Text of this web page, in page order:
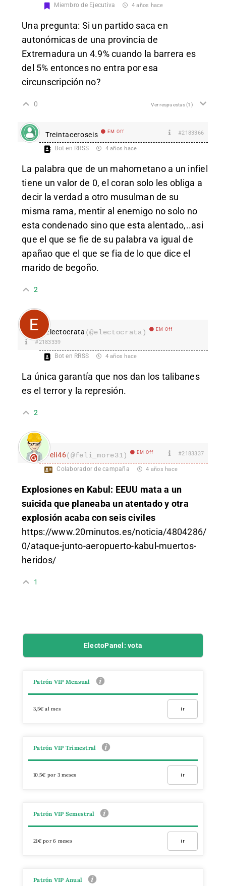
Miembro de Ejecutiva 4 años hace
Una pregunta: Si un partido saca en
autonómicas de una provincia de
Extremadura un 4.9% cuando la barrera es
del 5% entonces no entra por esa
circunscripción no?
0 Ver respuestas(1)
Treintaceroseis EM Off #2183366
Bot en RRSS 4 años hace
La palabra que de un mahometano a un infiel
tiene un valor de 0, el coran solo les obliga a
decir la verdad a otro musulman de su
misma rama, mentir al enemigo no solo no
esta condenado sino que esta alentado,..asi
que el que se fie de su palabra va igual de
apañao que el que se fia de lo que dice el
marido de begoño.
2
Electocrata (@electocrata) EM Off
#2183339
Bot en RRSS 4 años hace
La única garantía que nos dan los talibanes
es el terror y la represión.
2
Feli46(@feli_more31) EM Off #2183337
Colaborador de campaña 4 años hace
Explosiones en Kabul: EEUU mata a un
suicida que planeaba un atentado y otra
explosión acaba con seis civiles
https://www.20minutos.es/noticia/4804286/
0/ataque-junto-aeropuerto-kabul-muertos-
heridos/
1
ElectoPanel: vota
Patrón VIP Mensual
3,5€ al mes Ir
Patrón VIP Trimestral
10,5€ por 3 meses Ir
Patrón VIP Semestral
21€ por 6 meses Ir
Patrón VIP Anual